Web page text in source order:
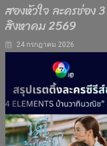
สองหัวใจ ละครช่อง
สิงหาคม 2569
24 กรกฎาคม 2026